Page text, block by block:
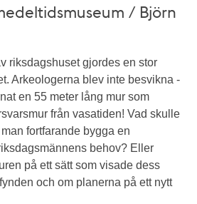
/ Björn
riksdagshuset gjordes en stor
Arkeologerna blev inte besvikna -
en 55 meter lång mur som
från vasatiden! Vad skulle
fortfarande bygga en
behov? Eller
på ett sätt som visade dess
och om planerna på ett nytt